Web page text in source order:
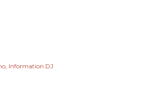
Information DJ